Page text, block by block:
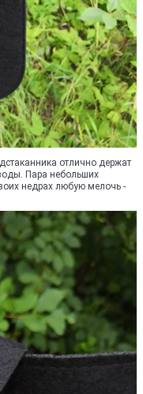
отлично держат
Пара небольших
недрах любую мелочь -